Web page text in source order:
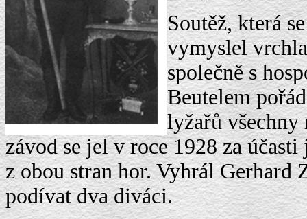
Soutěž, která
vymyslel
společně s
Beutelem
lyžařů
závod se jel v roce 1928 za
z obou stran hor. Vyhrál Gerhard
podívat dva diváci.